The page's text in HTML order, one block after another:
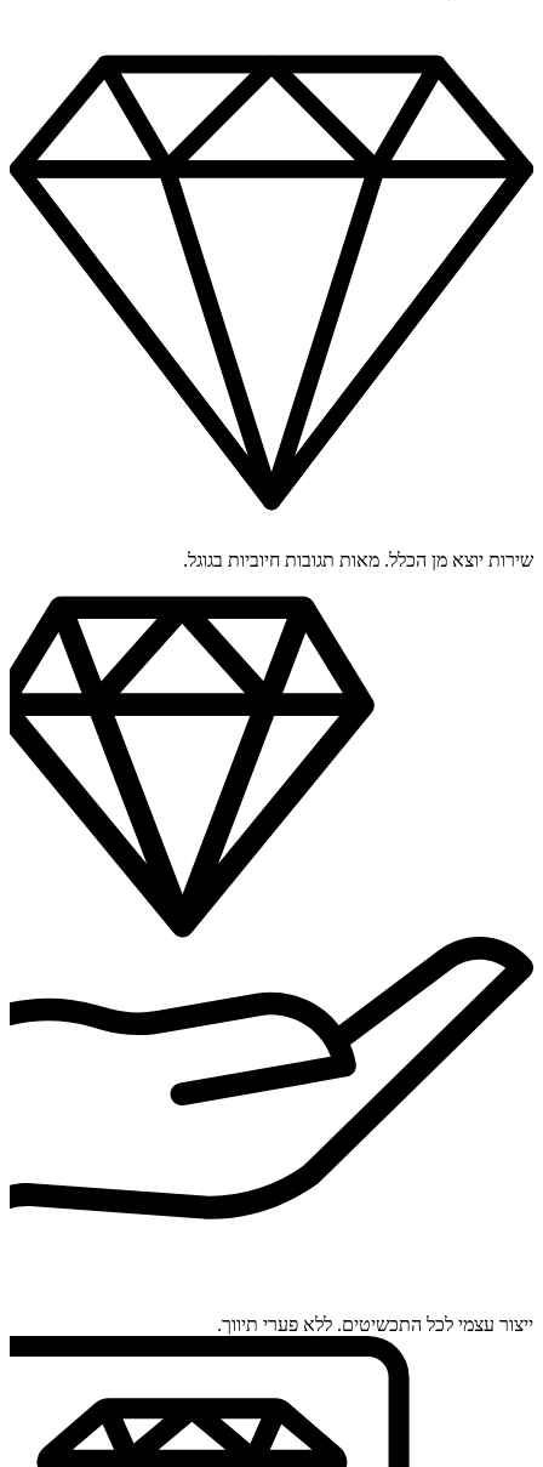
שירות יוצא מן הכלל. מאות תגובות חיוביות בגוגל.
ייצור עצמי לכל התכשיטים. ללא פערי תיווך.